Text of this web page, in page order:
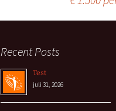
Recent Posts
Test
juli 31, 2026